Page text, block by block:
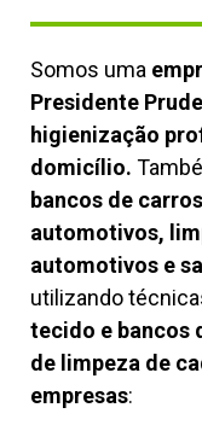
Somos uma
Presidente
higienização
domicílio.
bancos de
automotivos,
automotivos e
utilizando
tecido e bancos
de limpeza de
empresas: